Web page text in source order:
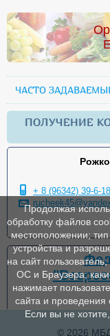
ЧАСТО
ПОЛУЧЕНИЕ
+ 8 (96342) 39-6-18
© 2026
Продолжая
обработку файлов
местоположении;
устройства и
на сайт
ОС и Браузера;
нажимает
сайта и проведения
Если вы не